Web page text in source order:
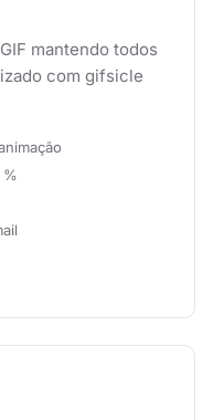
mantendo todos
com gifsicle
%